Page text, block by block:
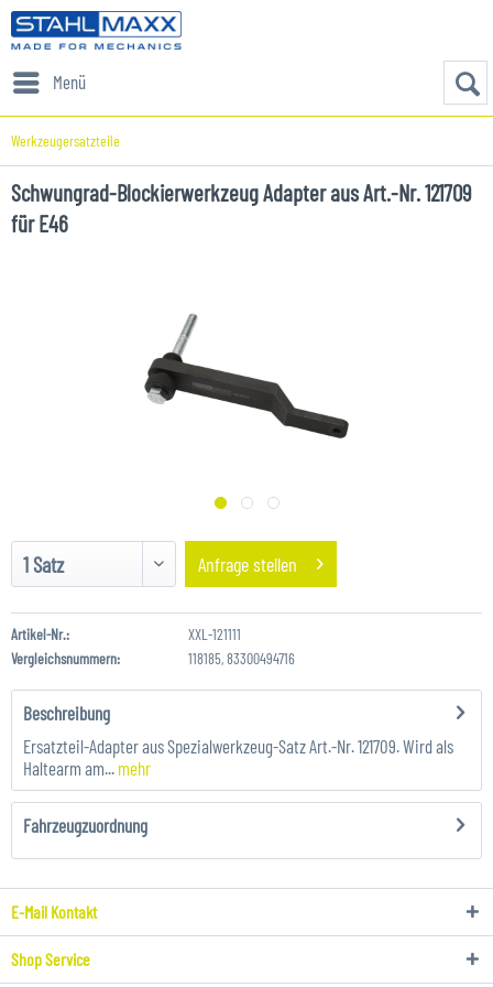
Menü
Werkzeugersatzteile
Schwungrad-Blockierwerkzeug Adapter aus Art.-Nr. 121709
für E46
Anfrage stellen
Artikel-Nr.:
XXL-121111
Vergleichsnummern:
118185, 83300494716
Beschreibung
Ersatzteil-Adapter aus Spezialwerkzeug-Satz Art.-Nr. 121709. Wird als
Haltearm am... mehr
Fahrzeugzuordnung
E-Mail Kontakt
Shop Service